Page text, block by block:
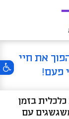
פתח
את חיי
פעם!
בזמן
עם